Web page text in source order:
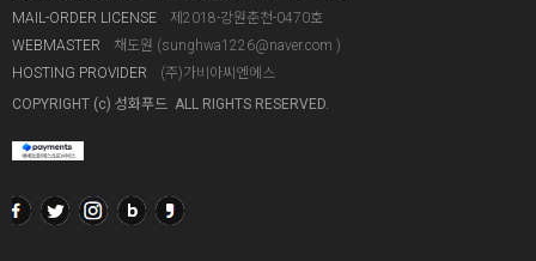
MAIL-ORDER LICENSE
제2018-강원춘천-0470호
WEBMASTER
채도원 (sunghwa1226@naver.com )
HOSTING PROVIDER
(주)가비아씨엔에스
COPYRIGHT (c) 성화푸드 ALL RIGHTS RESERVED.